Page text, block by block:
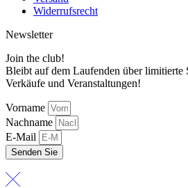
Widerrufsrecht
Newsletter
Join the club!
Bleibt auf dem Laufenden über limitierte
Verkäufe und Veranstaltungen!
Vorname
Nachname
E-Mail
Senden Sie